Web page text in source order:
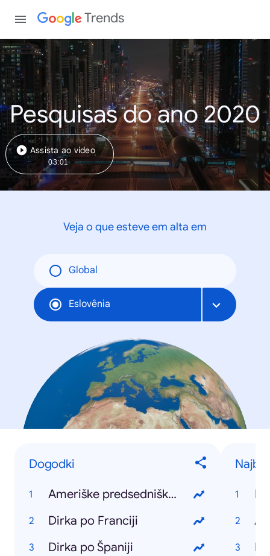
Trends
Pesquisas do ano 2020
Assista ao vídeo
03:01
Veja o que esteve em alta em
Global
Eslovênia
Dogodki
Ameriške predsedniške volitve
Dirka po Franciji
Dirka po Španiji